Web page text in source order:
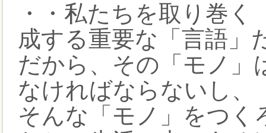
・・私たちを取り巻
成する重要な「言語」
だから、その「モノ」
なければならないし、
そんな「モノ」をつく